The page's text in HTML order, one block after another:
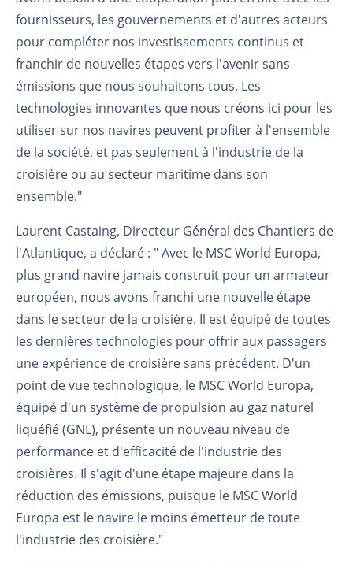
fournisseurs, les gouvernements et d'autres acteurs
pour compléter nos investissements continus et
franchir de nouvelles étapes vers l'avenir sans
émissions que nous souhaitons tous. Les
technologies innovantes que nous créons ici pour les
utiliser sur nos navires peuvent profiter à l'ensemble
de la société, et pas seulement à l'industrie de la
croisière ou au secteur maritime dans son
ensemble."
Laurent Castaing, Directeur Général des Chantiers de
l'Atlantique, a déclaré : " Avec le MSC World Europa,
plus grand navire jamais construit pour un armateur
européen, nous avons franchi une nouvelle étape
dans le secteur de la croisière. Il est équipé de toutes
les dernières technologies pour offrir aux passagers
une expérience de croisière sans précédent. D'un
point de vue technologique, le MSC World Europa,
équipé d'un système de propulsion au gaz naturel
liquéfié (GNL), présente un nouveau niveau de
performance et d'efficacité de l'industrie des
croisières. Il s'agit d'une étape majeure dans la
réduction des émissions, puisque le MSC World
Europa est le navire le moins émetteur de toute
l'industrie des croisière."